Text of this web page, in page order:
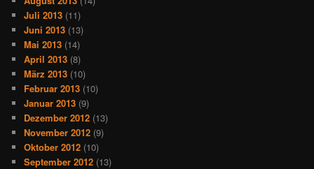
Juli 2013 (11)
Juni 2013 (13)
Mai 2013 (14)
April 2013 (8)
März 2013 (10)
Februar 2013 (10)
Januar 2013 (9)
Dezember 2012 (13)
November 2012 (9)
Oktober 2012 (10)
September 2012 (13)